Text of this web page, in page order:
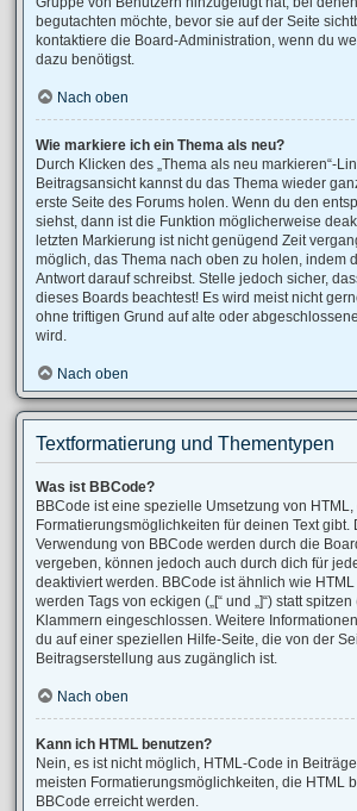
begutachten möchte, bevor sie auf der Seite
kontaktiere die Board-Administration, wenn du
dazu benötigst.
Nach oben
Wie markiere ich ein Thema als neu?
Durch Klicken des „Thema als neu markieren“-
Beitragsansicht kannst du das Thema wieder
erste Seite des Forums holen. Wenn du den
siehst, dann ist die Funktion möglicherweise
letzten Markierung ist nicht genügend Zeit
möglich, das Thema nach oben zu holen, indem
Antwort darauf schreibst. Stelle jedoch sicher,
dieses Boards beachtest! Es wird meist nicht
ohne triftigen Grund auf alte oder
wird.
Nach oben
Textformatierung und Thementypen
Was ist BBCode?
BBCode ist eine spezielle Umsetzung von
Formatierungsmöglichkeiten für deinen Text gibt.
Verwendung von BBCode werden durch die
vergeben, können jedoch auch durch dich für
deaktiviert werden. BBCode ist ähnlich wie
werden Tags von eckigen („[“ und „]“) statt spitzen
Klammern eingeschlossen. Weitere
du auf einer speziellen Hilfe-Seite, die von der
Beitragserstellung aus zugänglich ist.
Nach oben
Kann ich HTML benutzen?
Nein, es ist nicht möglich, HTML-Code in
meisten Formatierungsmöglichkeiten, die HTML
BBCode erreicht werden.